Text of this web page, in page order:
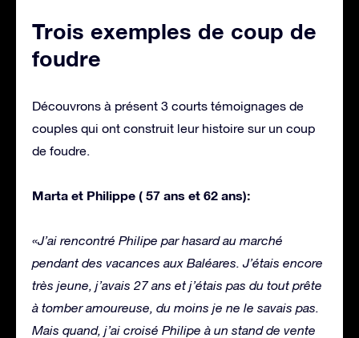
Trois exemples de coup de
foudre
Découvrons à présent 3 courts témoignages de
couples qui ont construit leur histoire sur un coup
de foudre.
Marta et Philippe ( 57 ans et 62 ans):
«J’ai rencontré Philipe par hasard au marché
pendant des vacances aux Baléares. J’étais encore
très jeune, j’avais 27 ans et j’étais pas du tout prête
à tomber amoureuse, du moins je ne le savais pas.
Mais quand, j’ai croisé Philipe à un stand de vente